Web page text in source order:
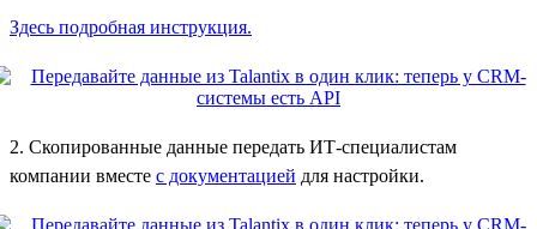
Здесь подробная инструкция.
2. Скопированные данные передать ИТ-специалистам
компании вместе с документацией для настройки.